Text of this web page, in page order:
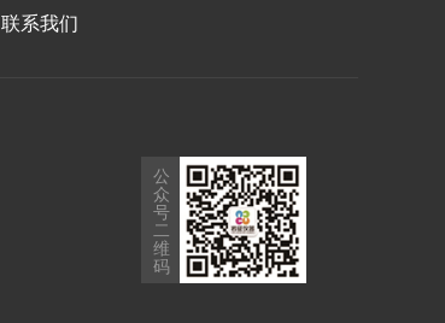
联系我们
公
众
号
二
维
码